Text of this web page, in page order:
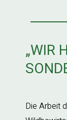
„WIR
Die Arbeit